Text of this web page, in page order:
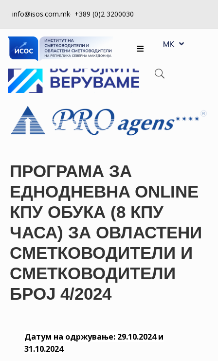
info@isos.com.mk +389 (0)2 3200030
ЗА
НАС
РЕГИСТРИ
КОНТРОЛА
НА
КАКО
ДА
СТАНАМ
ЧЛЕН
НАЈАВА
ЗА
ЧЛЕНОВИ
MK
SQ
ПРОГРАМА ЗА
ЕДНОДНЕВНA ONLINE
КПУ ОБУКА (8 КПУ
ЧАСА) ЗА ОВЛАСТЕНИ
СМЕТКОВОДИТЕЛИ И
СМЕТКОВОДИТЕЛИ
БРОЈ 4/2024
Датум на одржување: 29.10.2024 и
31.10.2024